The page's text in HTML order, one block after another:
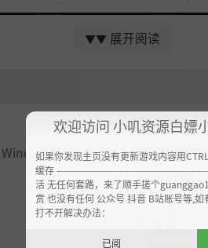
变换你的策略，成为真正的千王之
▼▼ 展开阅读
10/11 (6
推荐配置:
操作系统:
处理器:
内存:4
欢迎访问 小叽资源白嫖
如果你发现主页没有更新游戏内容用
缓存
活 无任何套路，来了顺手搓个
赏 也没有任何 公众号 抖音 B站账号等,
打不开解决办法：
已阅